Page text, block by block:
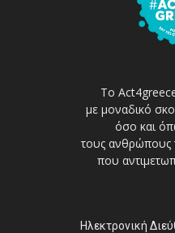
Το
με μοναδικό
όσο και
τους ανθρώπους
που
Ηλεκτρονική